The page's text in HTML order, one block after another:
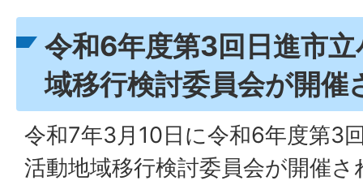
令和6年度第3回日進市
域移行検討委員会が開催
令和7年3月10日に令和6年度第3
活動地域移行検討委員会が開催